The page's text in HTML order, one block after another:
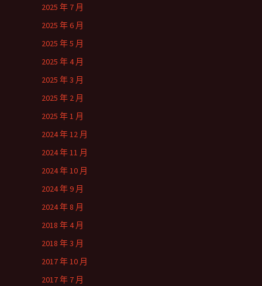
2025 年 7 月
2025 年 6 月
2025 年 5 月
2025 年 4 月
2025 年 3 月
2025 年 2 月
2025 年 1 月
2024 年 12 月
2024 年 11 月
2024 年 10 月
2024 年 9 月
2024 年 8 月
2018 年 4 月
2018 年 3 月
2017 年 10 月
2017 年 7 月